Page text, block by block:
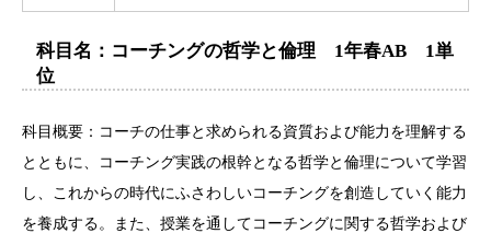
科目名：コーチングの哲学と倫理 1年春AB 1単
位
科目概要：コーチの仕事と求められる資質および能力を理解する
とともに、コーチング実践の根幹となる哲学と倫理について学習
し、これからの時代にふさわしいコーチングを創造していく能力
を養成する。また、授業を通してコーチングに関する哲学および